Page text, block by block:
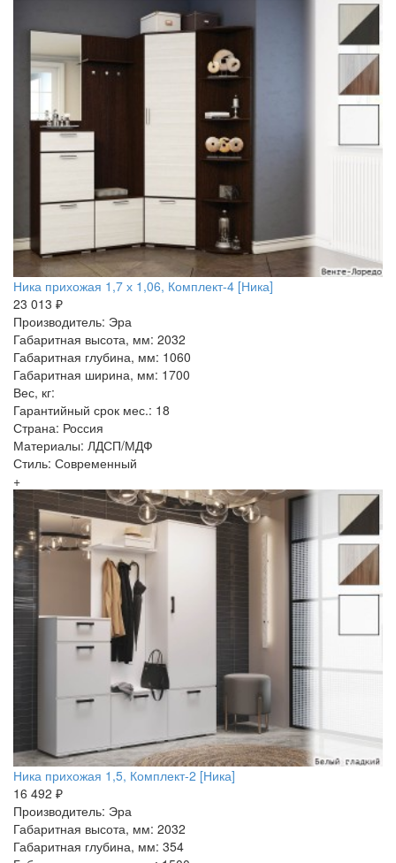
Ника прихожая 1,7 х 1,06, Комплект-4 [Ника]
23 013 ₽
Производитель: Эра
Габаритная высота, мм: 2032
Габаритная глубина, мм: 1060
Габаритная ширина, мм: 1700
Вес, кг:
Гарантийный срок мес.: 18
Страна: Россия
Материалы: ЛДСП/МДФ
Стиль: Современный
+
Ника прихожая 1,5, Комплект-2 [Ника]
16 492 ₽
Производитель: Эра
Габаритная высота, мм: 2032
Габаритная глубина, мм: 354